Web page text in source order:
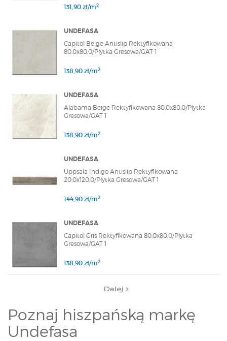
131,90 zł/m2
UNDEFASA
Capitol Beige Antislip Rektyfikowana
80,0x80,0/Płytka Gresowa/GAT 1
138,90 zł/m2
UNDEFASA
Alabama Beige Rektyfikowana 80,0x80,0/Płytka
Gresowa/GAT 1
138,90 zł/m2
UNDEFASA
Uppsala Indigo Antislip Rektyfikowana
20,0x120,0/Płytka Gresowa/GAT 1
144,90 zł/m2
UNDEFASA
Capitol Gris Rektyfikowana 80,0x80,0/Płytka
Gresowa/GAT 1
138,90 zł/m2
Dalej
Poznaj hiszpańską markę
Undefasa